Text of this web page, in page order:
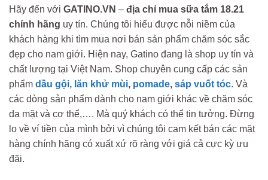
Hãy đến với GATINO.VN – địa chỉ mua sữa tắm 18.21
chính hãng uy tín. Chúng tôi hiểu được nỗi niềm của
khách hàng khi tìm mua nơi bán sản phẩm chăm sóc sắc
đẹp cho nam giới. Hiện nay, Gatino đang là shop uy tín và
chất lượng tại Việt Nam. Shop chuyên cung cấp các sản
phẩm dầu gội, lăn khử mùi, pomade, sáp vuốt tóc. Và
các dòng sản phẩm dành cho nam giới khác về chăm sóc
da mặt và cơ thể,…. Mà quý khách có thể tin tưởng. Đừng
lo về ví tiền của mình bởi vì chúng tôi cam kết bán các mặt
hàng chính hãng có xuất xứ rõ ràng với giá cả cực kỳ ưu
đãi.